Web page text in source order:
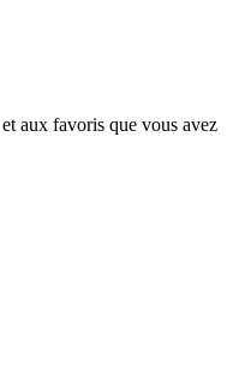
aux favoris que vous avez